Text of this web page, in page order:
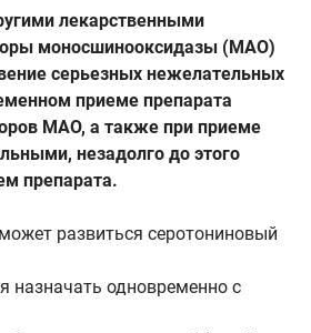
лекарственными
моносшинооксидазы (МАО)
серьезных нежелательных
приеме препарата
МАО, а также при приеме
незадолго до этого
препарата.
развиться серотониновый
назначать одновременно с